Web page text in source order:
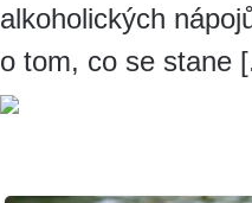
alkoholických
o tom, co se stane